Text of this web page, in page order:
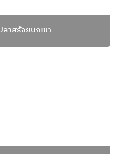
าสร้อยนกเขา
ปลาทรายเทมปุระ เมนูญี่ปุ่น